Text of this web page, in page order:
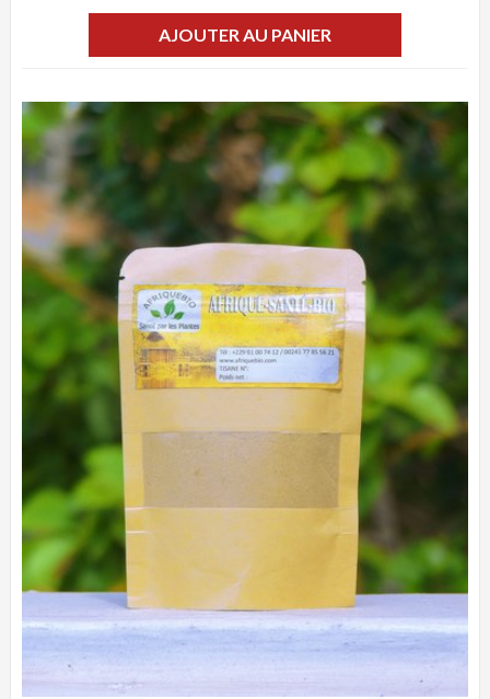
AJOUTER AU PANIER